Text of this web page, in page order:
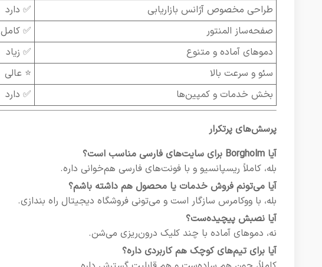
طراحی مخصوص آژانس بازاریابی
✅ دارد
صفحه‌ساز المنتور
✅ کامل
دموهای آماده و متنوع
✅ زیاد
سئو و سرعت بالا
⭐ عالی
بخش خدمات و کمپین‌ها
✅ دارد
پرسش‌های پرتکرار
آیا Borgholm برای سایت‌های فارسی مناسب است؟
بله، کاملاً ریسپانسیو و با فونت‌های فارسی هم‌خوانی داره.
آیا می‌تونم فروش خدمات یا محصول هم داشته باشم؟
بله، با ووکامرس سازگار است و می‌تونی فروشگاه دیجیتال راه بندازی.
آیا نصبش پیچیده‌ست؟
نه، دموهای آماده با چند کلیک درون‌ریزی می‌شن.
آیا برای تیم‌های کوچک هم کاربردی داره؟